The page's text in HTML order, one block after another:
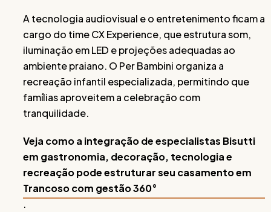
A tecnologia audiovisual e o entretenimento ficam a
cargo do time CX Experience, que estrutura som,
iluminação em LED e projeções adequadas ao
ambiente praiano. O Per Bambini organiza a
recreação infantil especializada, permitindo que
famílias aproveitem a celebração com
tranquilidade.
Veja como a integração de especialistas Bisutti
em gastronomia, decoração, tecnologia e
recreação pode estruturar seu casamento em
Trancoso com gestão 360°
.